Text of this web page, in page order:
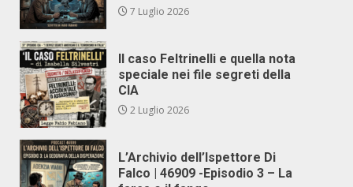
7 Luglio 2026
Il caso Feltrinelli e quella nota
speciale nei file segreti della
CIA
2 Luglio 2026
L’Archivio dell’Ispettore Di
Falco | 46909 -Episodio 3 – La